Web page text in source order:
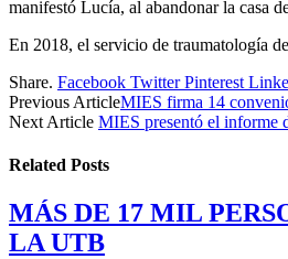
manifestó Lucía, al abandonar la casa
En 2018, el servicio de traumatología
Share. Facebook Twitter Pinterest
Previous ArticleMIES firma 14
Next Article MIES presentó el informe
Related Posts
MÁS DE 17 MIL
LA UTB